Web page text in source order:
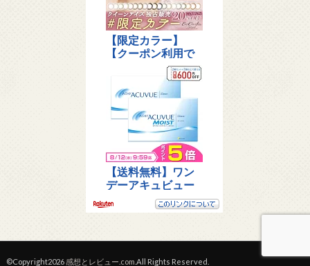
©Copyright2026感想とレビュー.com .All Rights Reserved.